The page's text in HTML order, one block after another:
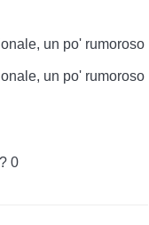
un po' rumoroso
un po' rumoroso
0